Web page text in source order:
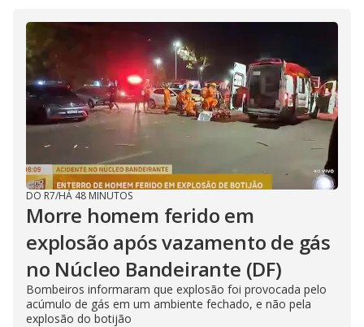
DO R7/HÁ 48 MINUTOS
Morre homem ferido em
explosão após vazamento de gás
no Núcleo Bandeirante (DF)
Bombeiros informaram que explosão foi provocada pelo
acúmulo de gás em um ambiente fechado, e não pela
explosão do botijão